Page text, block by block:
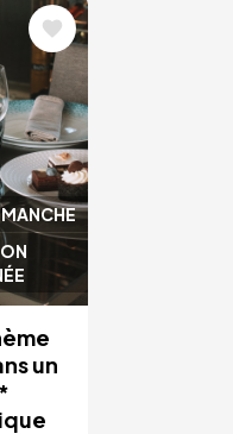
un